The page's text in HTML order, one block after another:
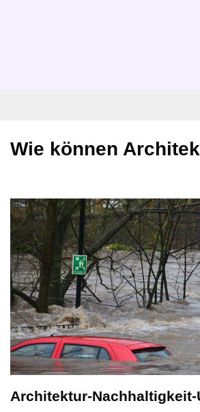
Wie können
Architektur-Nachhaltigkeit-